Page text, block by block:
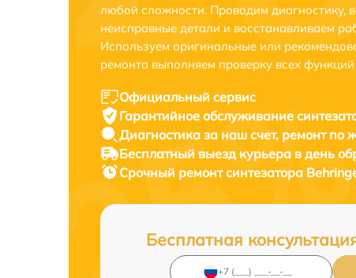
любой сложности. Проводим диагностику,
неисправные детали и восстанавливаем
Используем оригинальные или
ремонта выполняем проверку всех
Официальный сервис
Гарантийное обслуживание
Диагностика за наш счет, ремонт по
Бесплатный выезд курьера в день
Срочный ремонтсинтезатора
Бесплатная